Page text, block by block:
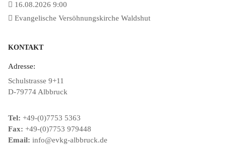
16.08.2026 9:00
Evangelische Versöhnungskirche Waldshut
KONTAKT
Adresse:
Schulstrasse 9+11
D-79774 Albbruck
Tel: +49-(0)7753 5363
Fax: +49-(0)7753 979448
Email: info@evkg-albbruck.de